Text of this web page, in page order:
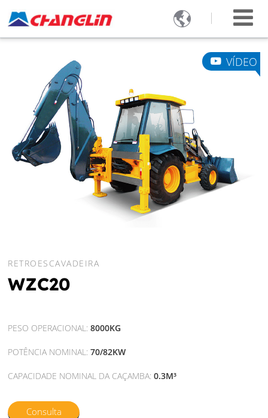

RETROESCAVADEIRA
WZC20
PESO OPERACIONAL:8000KG
POTÊNCIA NOMINAL:70/82KW
CAPACIDADE NOMINAL DA CAÇAMBA:0.3M³
Consulta
VÍDEO